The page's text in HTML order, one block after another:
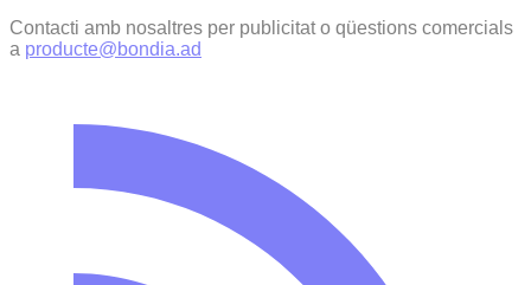
Contacti amb nosaltres per publicitat o qüestions comercials
a producte@bondia.ad